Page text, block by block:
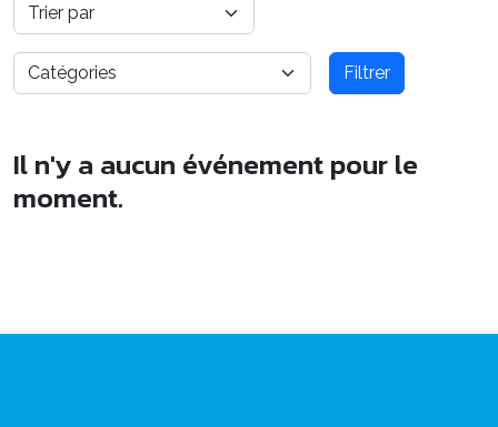
Filtrer
Il n'y a aucun événement pour le
moment.